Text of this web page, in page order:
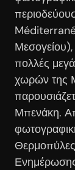
Μεσογείου),
πολλές
χωρών της
Μπενάκη.